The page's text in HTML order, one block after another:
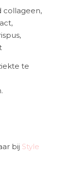
collageen,
te
bij Style